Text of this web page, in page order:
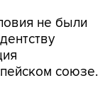
не были
союзе.